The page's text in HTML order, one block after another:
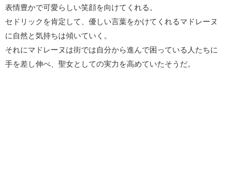
表情豊かで可愛らしい笑顔を向けてくれる。
セドリックを肯定して、優しい言葉をかけてくれるマドレーヌ
に自然と気持ちは傾いていく。
それにマドレーヌは街では自分から進んで困っている人たちに
手を差し伸べ、聖女としての実力を高めていたそうだ。